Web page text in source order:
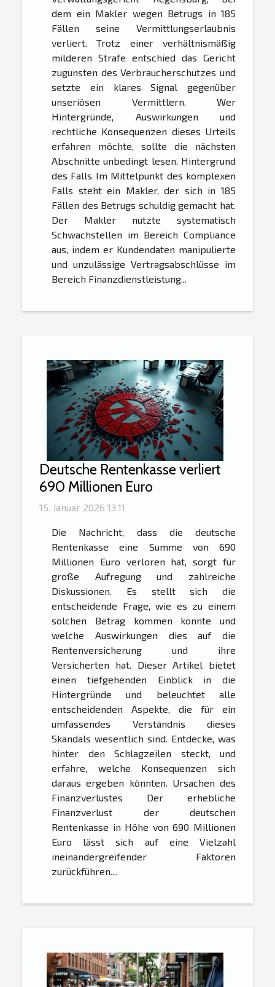
dem ein Makler wegen Betrugs in 185
Fällen seine Vermittlungserlaubnis
verliert. Trotz einer verhältnismäßig
milderen Strafe entschied das Gericht
zugunsten des Verbraucherschutzes und
setzte ein klares Signal gegenüber
unseriösen Vermittlern. Wer
Hintergründe, Auswirkungen und
rechtliche Konsequenzen dieses Urteils
erfahren möchte, sollte die nächsten
Abschnitte unbedingt lesen. Hintergrund
des Falls Im Mittelpunkt des komplexen
Falls steht ein Makler, der sich in 185
Fällen des Betrugs schuldig gemacht hat.
Der Makler nutzte systematisch
Schwachstellen im Bereich Compliance
aus, indem er Kundendaten manipulierte
und unzulässige Vertragsabschlüsse im
Bereich Finanzdienstleistung...
Deutsche Rentenkasse verliert
690 Millionen Euro
15. Januar 2026 13:11
Die Nachricht, dass die deutsche
Rentenkasse eine Summe von 690
Millionen Euro verloren hat, sorgt für
große Aufregung und zahlreiche
Diskussionen. Es stellt sich die
entscheidende Frage, wie es zu einem
solchen Betrag kommen konnte und
welche Auswirkungen dies auf die
Rentenversicherung und ihre
Versicherten hat. Dieser Artikel bietet
einen tiefgehenden Einblick in die
Hintergründe und beleuchtet alle
entscheidenden Aspekte, die für ein
umfassendes Verständnis dieses
Skandals wesentlich sind. Entdecke, was
hinter den Schlagzeilen steckt, und
erfahre, welche Konsequenzen sich
daraus ergeben könnten. Ursachen des
Finanzverlustes Der erhebliche
Finanzverlust der deutschen
Rentenkasse in Höhe von 690 Millionen
Euro lässt sich auf eine Vielzahl
ineinandergreifender Faktoren
zurückführen....